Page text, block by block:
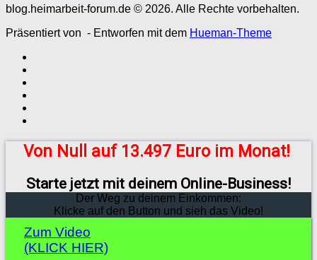
blog.heimarbeit-forum.de © 2026. Alle Rechte vorbehalten.
Präsentiert von - Entworfen mit dem Hueman-Theme
Von Null auf 13.497 Euro im Monat!
Starte jetzt mit deinem Online-Business!
Der Weg zu deinem Einkommen:
Klicke auf den Button und sieh das Video!
Zum Video
(KLICK HIER)